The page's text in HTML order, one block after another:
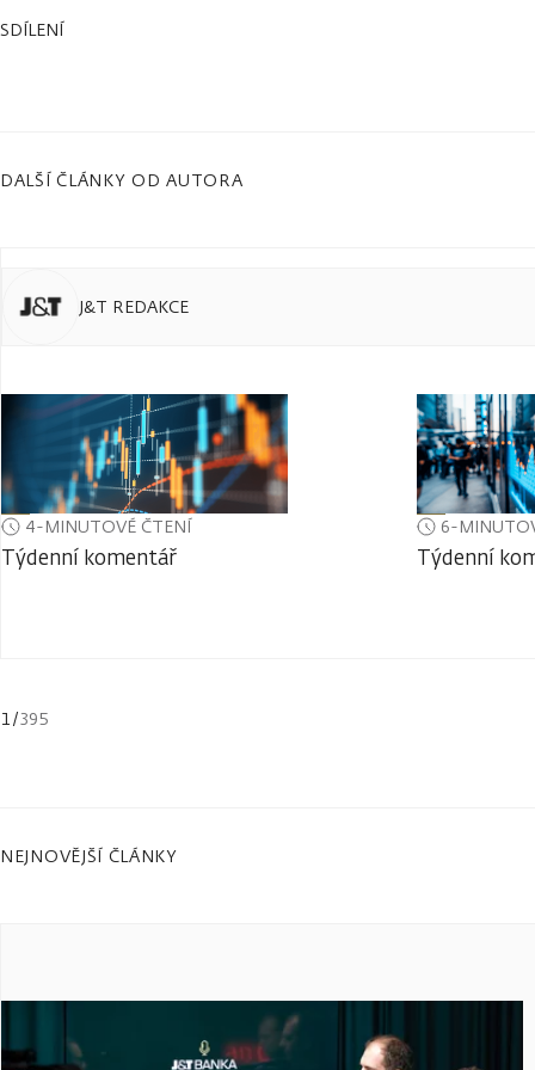
SDÍLENÍ
DALŠÍ ČLÁNKY OD AUTORA
J&T REDAKCE
4-MINUTOVÉ ČTENÍ
Týdenní komentář
6-
Týdenní
1 /395
NEJNOVĚJŠÍ ČLÁNKY